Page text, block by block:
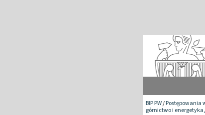
BIP PW/Postępowania
górnictwo i